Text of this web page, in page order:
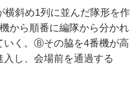
横斜め1列に並んだ隊形を作
から順番に編隊から分かれ
いく。Ⓑその脇を4番機が高
し、会場前を通過する